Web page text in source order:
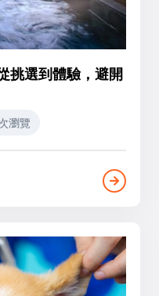
挑選到體驗，避開
瀏覽